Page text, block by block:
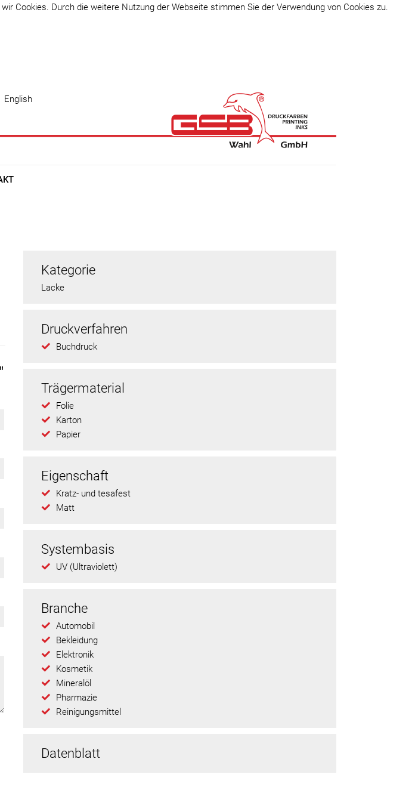
Cookies. Durch die weitere Nutzung der Webseite stimmen Sie der Verwendung von Cookies zu.
English
Kategorie
Lacke
Druckverfahren
Buchdruck
Trägermaterial
Folie
Karton
Papier
Eigenschaft
Kratz- und tesafest
Matt
Systembasis
UV (Ultraviolett)
Branche
Automobil
Bekleidung
Elektronik
Kosmetik
Mineralöl
Pharmazie
Reinigungsmittel
Datenblatt